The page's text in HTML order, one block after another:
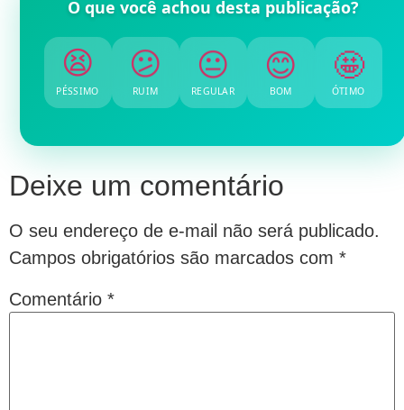
O que você achou desta publicação?
😫
PÉSSIMO
😕
RUIM
😐
REGULAR
😊
BOM
🤩
ÓTIMO
Deixe um comentário
O seu endereço de e-mail não será publicado.
Campos obrigatórios são marcados com *
Comentário *